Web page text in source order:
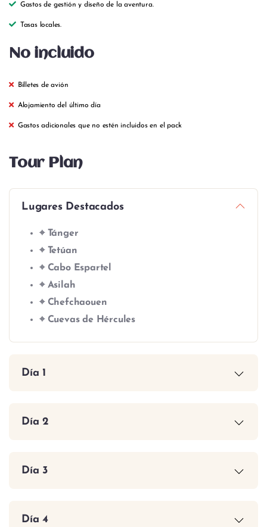
Gastos de gestión y diseño de la aventura.
Tasas locales.
No incluido
Billetes de avión
Alojamiento del último día
Gastos adicionales que no estén incluidos en el pack
Tour Plan
Lugares Destacados
⌖ Tánger
⌖ Tetúan
⌖ Cabo Espartel
⌖ Asilah
⌖ Chefchaouen
⌖ Cuevas de Hércules
Día 1
Día 2
Día 3
Día 4